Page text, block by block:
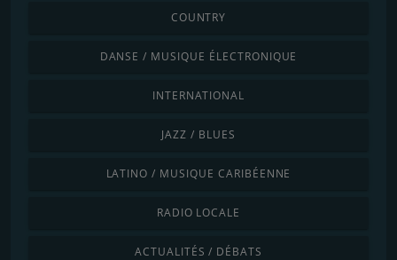
COUNTRY
DANSE / MUSIQUE ÉLECTRONIQUE
INTERNATIONAL
JAZZ / BLUES
LATINO / MUSIQUE CARIBÉENNE
RADIO LOCALE
ACTUALITÉS / DÉBATS